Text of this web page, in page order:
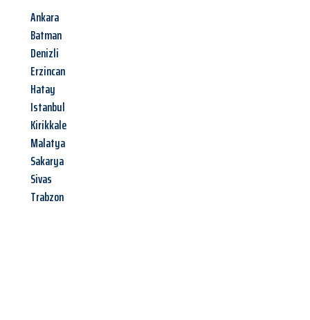
Ankara
Batman
Denizli
Erzincan
Hatay
Istanbul
Kirikkale
Malatya
Sakarya
Sivas
Trabzon